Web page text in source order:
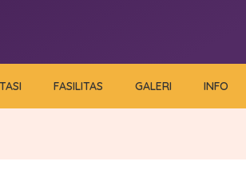
FASILITAS GALERI INFO